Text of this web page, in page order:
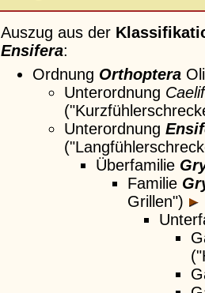
Auszug aus der
Ensifera:
Ordnung Orthoptera
Unterordnung
Unterordnung
Überfamilie
Familie
Grillen")